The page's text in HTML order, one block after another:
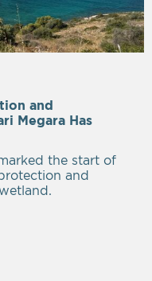
and
Megara Has
the start of
and